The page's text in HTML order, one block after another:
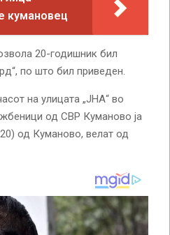
кумановец
20-годишник бил
по што бил приведен.
на улицата „ЈНА“ во
од СВР Куманово ја
од Куманово, велат од